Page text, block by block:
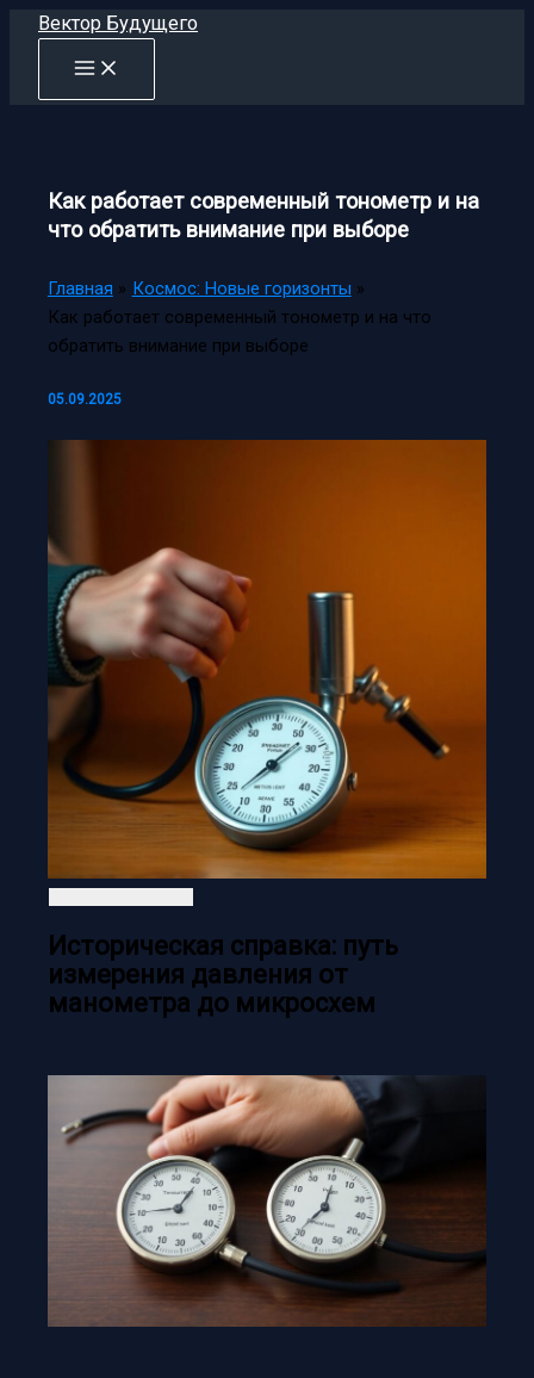
Перейти
содержимому
Вектор Будущего
Как работает современный тонометр и на
что обратить внимание при выборе
Главная
Космос: Новые горизонты
Как работает современный тонометр и на что
обратить внимание при выборе
05.09.2025
Историческая справка: путь
измерения давления от
манометра до микросхем